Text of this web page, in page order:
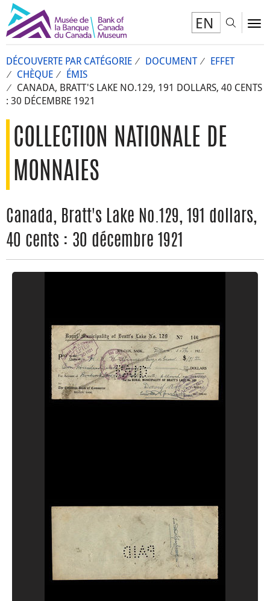
EN
DÉCOUVERTE PAR CATÉGORIE DOCUMENT
EFFET
CHÈQUE
ÉMIS
CANADA, BRATT'S LAKE NO.129, 191 DOLLARS, 40 CENTS
: 30 DÉCEMBRE 1921
COLLECTION NATIONALE DE
MONNAIES
Canada, Bratt's Lake No.129, 191 dollars,
40 cents : 30 décembre 1921